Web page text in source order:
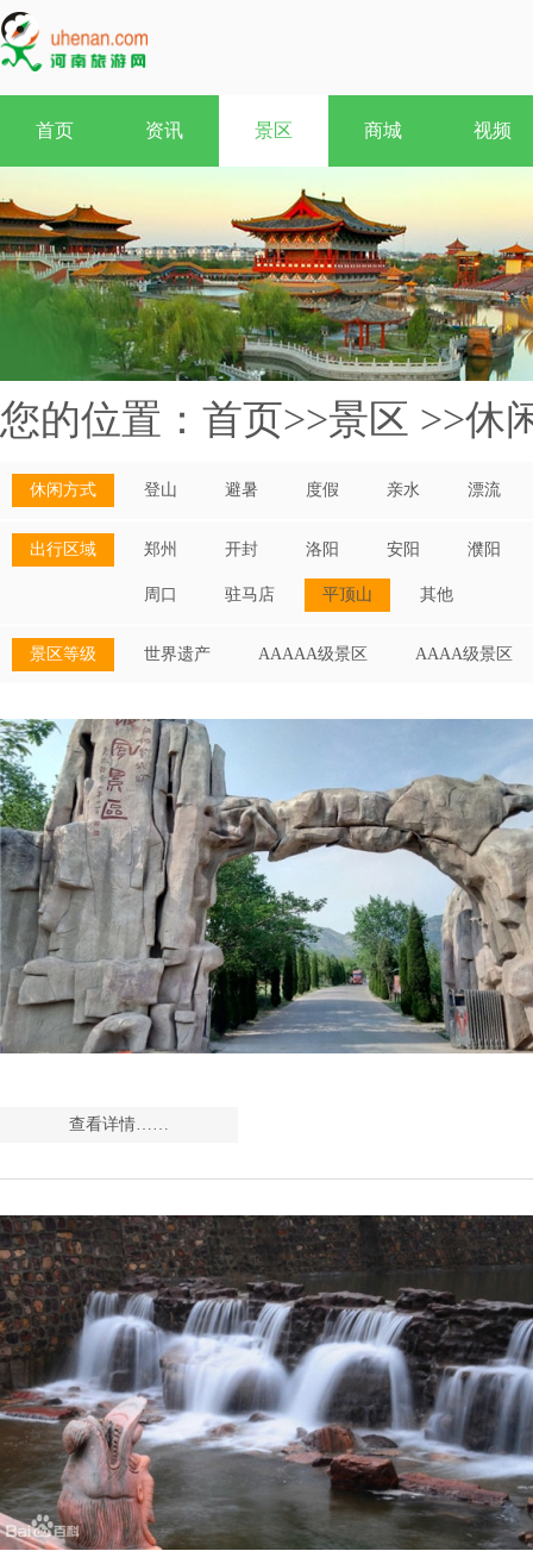
首页 资讯 景区 商城 视频
您的位置： 首页>>景区 >>休
休闲方式 登山 避暑 度假 亲水 漂流
出行区域 郑州 开封 洛阳 安阳 濮阳
周口 驻马店 平顶山 其他
景区等级 世界遗产 AAAAA级景区 AAAA级景区
查看详情……